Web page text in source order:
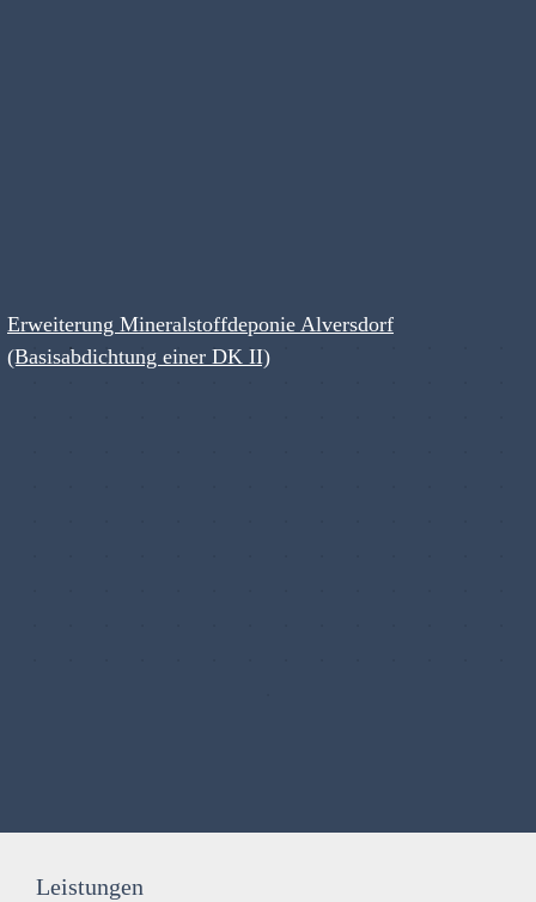
Erweiterung Mineralstoffdeponie Alversdorf
(Basisabdichtung einer DK II)
Leistungen